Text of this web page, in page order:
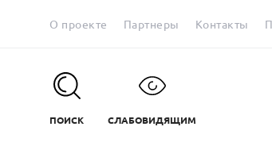
О проекте Партнеры Контакты
ПОИСК СЛАБОВИДЯЩИМ